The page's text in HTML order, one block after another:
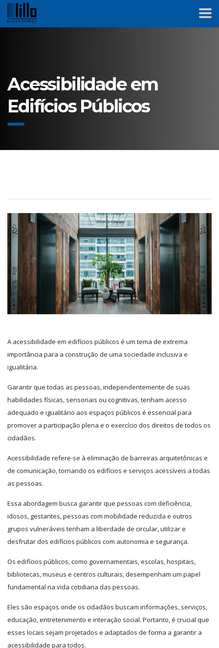
Acessibilidade em
Edifícios Públicos
A acessibilidade em edifícios públicos é um tema de extrema
importância para a construção de uma sociedade inclusiva e
igualitária.
Garantir que todas as pessoas, independentemente de suas
habilidades físicas, sensoriais ou cognitivas, tenham acesso
adequado e igualitário aos espaços públicos é essencial para
promover a participação plena e o exercício dos direitos de todos os
cidadãos.
Acessibilidade refere-se à eliminação de barreiras arquitetônicas e
de comunicação, tornando os edifícios e serviços acessíveis a todas
as pessoas.
Essa abordagem busca garantir que pessoas com deficiência,
idosos, gestantes, pessoas com mobilidade reduzida e outros
grupos vulneráveis tenham a liberdade de circular, utilizar e
desfrutar dos edifícios públicos com autonomia e segurança.
Os edifícios públicos, como governamentais, escolas, hospitais,
bibliotecas, museus e centros culturais, desempenham um papel
fundamental na vida cotidiana das pessoas.
Eles são espaços onde os cidadãos buscam informações, serviços,
educação, entretenimento e interação social. Portanto, é crucial que
esses locais sejam projetados e adaptados de forma a garantir a
acessibilidade para todos.